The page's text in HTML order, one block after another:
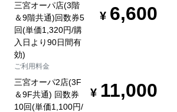
三宮オーパ店(3階
＆9階共通)回数券5
回(単価1,320円/購
入日より90日間有
効)
ご利用料金
6,600
三宮オーパ2店(3F
＆9F共通) 回数券
10回(単価1,100円/
11,000